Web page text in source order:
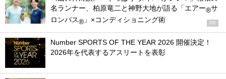
名ランナー、柏原竜二と神野大地が語る「エアー®サ
ロンパス® 」×コンディショニング術 PR
Number SPORTS OF THE YEAR 2026 開催決定！
2026年を代表するアスリートを表彰